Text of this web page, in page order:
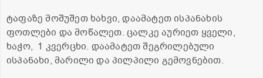
ტაფაზე მოშუშეთ ხახვი, დაამატეთ ისპანახის
ფოთლები და მოწალეთ. ცალკე აურიეთ ყველი,
ხაჭო, 1 კვერცხი. დაამატეთ შეგრილებული
ისპანახი, მარილი და პილპილი გემოვნებით.